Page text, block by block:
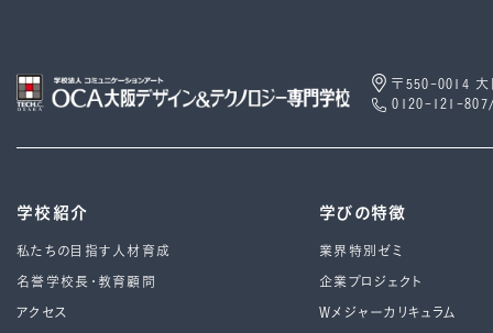
〒550-0014 大
0120-121-
学校紹介
私たちの目指す人材育成
名誉学校長・教育顧問
アクセス
学びの特徴
業界特別ゼミ
企業プロジェクト
Wメジャーカリキュラム